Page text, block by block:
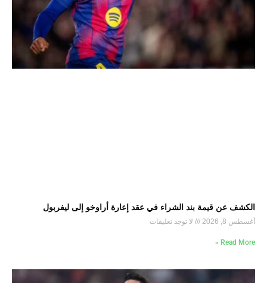
الكشف عن قيمة بند الشراء في عقد إعارة أراوخو إلى ليفربول
أغسطس 8, 2026 لا توجد تعليقات
Read More »